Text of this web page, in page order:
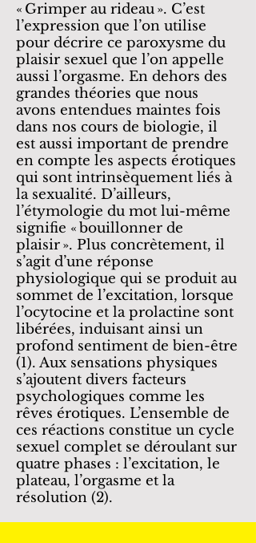
« Grimper au rideau ». C’est
l’expression que l’on utilise
pour décrire ce paroxysme du
plaisir sexuel que l’on appelle
aussi l’orgasme. En dehors des
grandes théories que nous
avons entendues maintes fois
dans nos cours de biologie, il
est aussi important de prendre
en compte les aspects érotiques
qui sont intrinsèquement liés à
la sexualité. D’ailleurs,
l’étymologie du mot lui-même
signifie « bouillonner de
plaisir ». Plus concrètement, il
s’agit d’une réponse
physiologique qui se produit au
sommet de l’excitation, lorsque
l’ocytocine et la prolactine sont
libérées, induisant ainsi un
profond sentiment de bien-être
(1). Aux sensations physiques
s’ajoutent divers facteurs
psychologiques comme les
rêves érotiques. L’ensemble de
ces réactions constitue un cycle
sexuel complet se déroulant sur
quatre phases : l’excitation, le
plateau, l’orgasme et la
résolution (2).